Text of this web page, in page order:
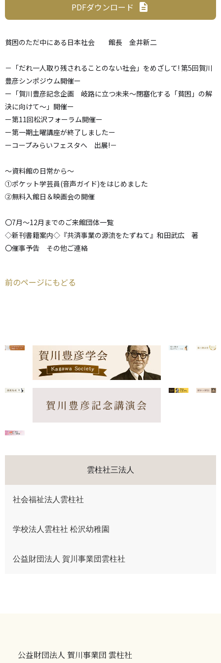
PDFダウンロード description
貧困のただ中にある日本社会 館長 金井新二
－「だれ一人取り残されることのない社会」をめざして! 第5回賀川
豊彦シンポジウム開催ー
ー「賀川豊彦記念企画 岐路に立つ未来～閉塞化する「貧困」の解
決に向けて～」開催ー
ー第11回松沢フォーラム開催ー
ー第一期土曜講座が終了しましたー
ーコープみらいフェスタへ 出展!－
～資料館の日常から～
①ポケット学芸員(音声ガイド)をはじめました
②無料入館日＆映画会の開催
〇7月～12月までのご来館団体一覧
◇新刊書籍案内◇『共済事業の源流をたずねて』和田武広 著
〇催事予告 その他ご連絡
前のページにもどる
賀川豊彦記念講演会
雲柱社三法人
社会福祉法人雲柱社
学校法人雲柱社 松沢幼稚園
公益財団法人 賀川事業団雲柱社
公益財団法人 賀川事業団 雲柱社